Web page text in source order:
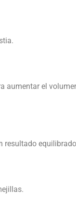
aumentar el
resultado